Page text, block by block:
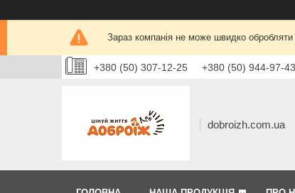
Зараз компанія не може швидко
+380 (50) 307-12-25 +380 (50) 944-97-43
dobroizh.com.ua